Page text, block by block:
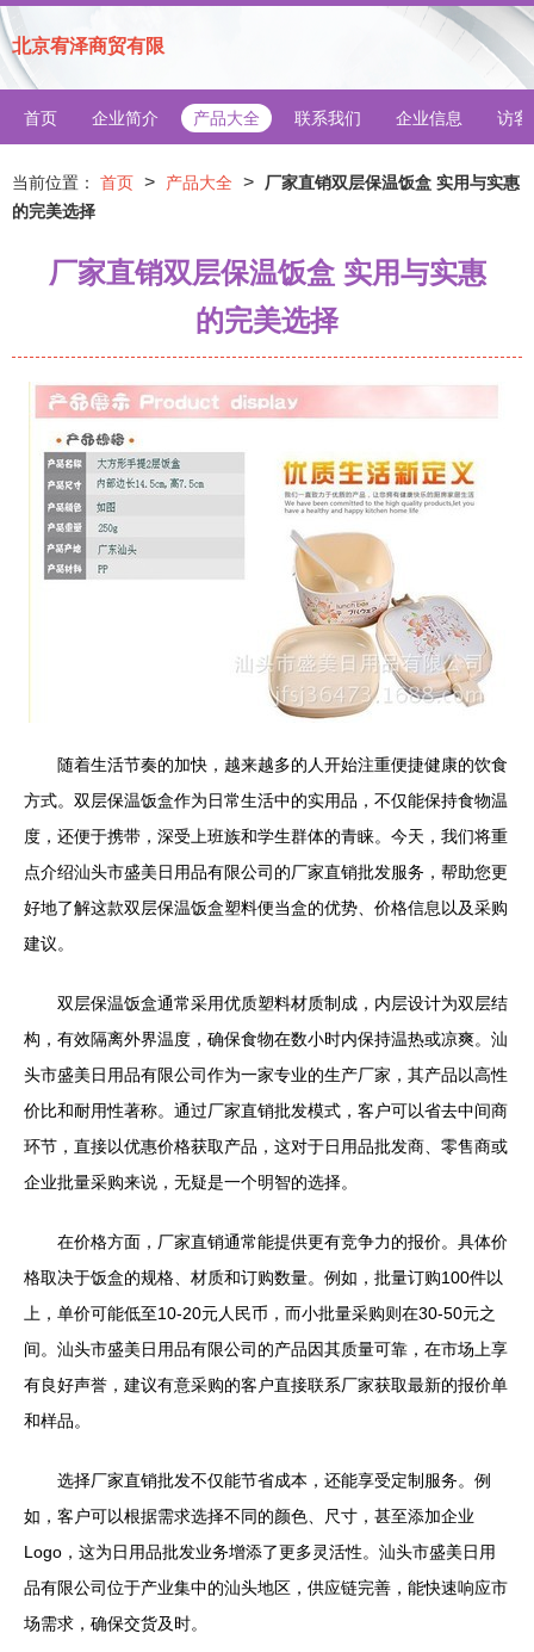
北京宥泽商贸有限
首页 企业简介 产品大全 联系我们 企业信息 访客
当前位置： 首页 > 产品大全 >
厂家直销双层保温饭盒 实用与实惠
的完美选择
厂家直销双层保温饭盒 实用与实惠
的完美选择
随着生活节奏的加快，越来越多的人开始注重便捷健康的饮食
方式。双层保温饭盒作为日常生活中的实用品，不仅能保持食物温
度，还便于携带，深受上班族和学生群体的青睐。今天，我们将重
点介绍汕头市盛美日用品有限公司的厂家直销批发服务，帮助您更
好地了解这款双层保温饭盒塑料便当盒的优势、价格信息以及采购
建议。
双层保温饭盒通常采用优质塑料材质制成，内层设计为双层结
构，有效隔离外界温度，确保食物在数小时内保持温热或凉爽。汕
头市盛美日用品有限公司作为一家专业的生产厂家，其产品以高性
价比和耐用性著称。通过厂家直销批发模式，客户可以省去中间商
环节，直接以优惠价格获取产品，这对于日用品批发商、零售商或
企业批量采购来说，无疑是一个明智的选择。
在价格方面，厂家直销通常能提供更有竞争力的报价。具体价
格取决于饭盒的规格、材质和订购数量。例如，批量订购100件以
上，单价可能低至10-20元人民币，而小批量采购则在30-50元之
间。汕头市盛美日用品有限公司的产品因其质量可靠，在市场上享
有良好声誉，建议有意采购的客户直接联系厂家获取最新的报价单
和样品。
选择厂家直销批发不仅能节省成本，还能享受定制服务。例
如，客户可以根据需求选择不同的颜色、尺寸，甚至添加企业
Logo，这为日用品批发业务增添了更多灵活性。汕头市盛美日用
品有限公司位于产业集中的汕头地区，供应链完善，能快速响应市
场需求，确保交货及时。